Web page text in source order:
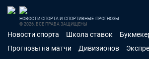
НОВОСТИ СПОРТА И СПОРТИВНЫЕ ПРОГНОЗЫ
© 2026. ВСЕ ПРАВА ЗАЩИЩЕНЫ
Новости спорта Школа ставок
Прогнозы на матчи
Дивизионов